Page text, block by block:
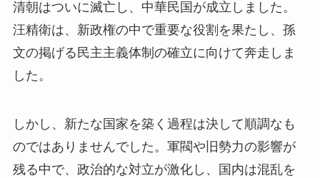
清朝はついに滅亡し、中華民国が成立しました。
汪精衛は、新政権の中で重要な役割を果たし、孫
文の掲げる民主主義体制の確立に向けて奔走しま
した。
しかし、新たな国家を築く過程は決して順調なも
のではありませんでした。軍閥や旧勢力の影響が
残る中で、政治的な対立が激化し、国内は混乱を